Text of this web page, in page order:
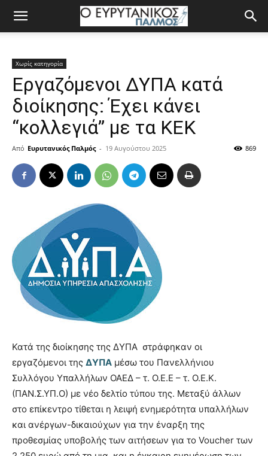
Χωρίς κατηγορία
Eργαζόμενοι ΔΥΠΑ κατά
διοίκησης: Έχει κάνει
“κολλεγιά” με τα ΚΕΚ
Από Ευρυτανικός Παλμός - 19 Αυγούστου 2025 869
Κατά της διοίκησης της ΔΥΠΑ στράφηκαν οι
εργαζόμενοι της ΔΥΠΑ μέσω του Πανελλήνιου
Συλλόγου Υπαλλήλων ΟΑΕΔ – τ. Ο.Ε.Ε – τ. Ο.Ε.Κ.
(ΠΑΝ.Σ.ΥΠ.Ο) με νέο δελτίο τύπου της. Μεταξύ άλλων
στο επίκεντρο τίθεται η λειψή ενημερότητα υπαλλήλων
και ανέργων-δικαιούχων για την έναρξη της
προθεσμίας υποβολής των αιτήσεων για τo Voucher των